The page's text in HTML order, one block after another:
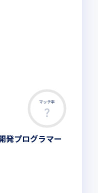
マッチ率
発プログラマー